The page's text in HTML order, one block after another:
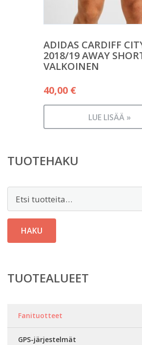
ADIDAS CARDIFF
2018/19 AWAY
VALKOINEN
40,00 €
LUE LISÄÄ »
TUOTEHAKU
HAKU
TUOTEALUEET
Fanituotteet
GPS-järjestelmät